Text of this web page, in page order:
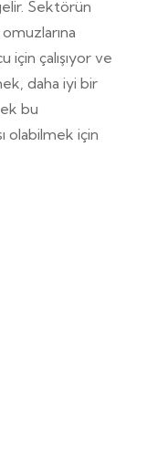
Sektörün
çalışıyor ve
daha iyi bir
bu
olabilmek için